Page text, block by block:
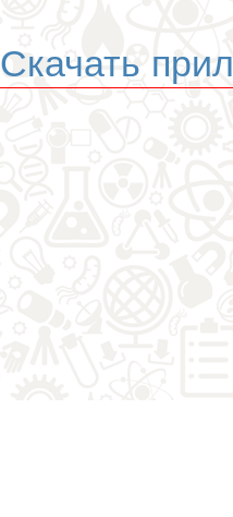
Скачать